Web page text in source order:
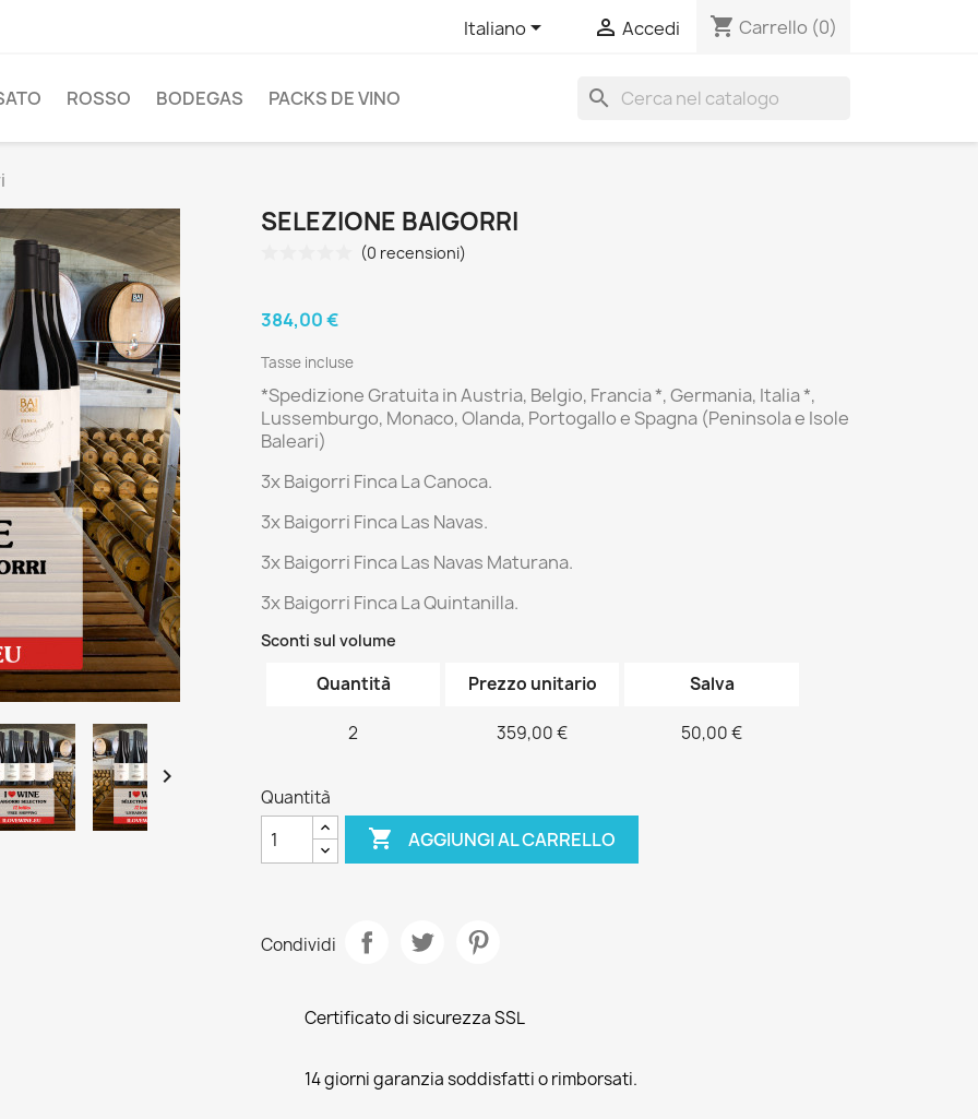
Italiano  Accedi shopping_cart Carrello (0)
ROSSO BODEGAS PACKS DE VINO search

SELEZIONE BAIGORRI
(0 recensioni)
384,00 €
Tasse incluse
*Spedizione Gratuitain Austria, Belgio, Francia *, Germania, Italia *,
Lussemburgo, Monaco, Olanda, Portogallo e Spagna (Peninsola e Isole
Baleari)
3x Baigorri Finca La Canoca.
3x Baigorri Finca Las Navas.
3x Baigorri Finca Las Navas Maturana.
3x Baigorri Finca La Quintanilla.
Sconti sul volume
Quantità Prezzo unitario Salva
2 359,00 € 50,00 €
Quantità
 AGGIUNGI AL CARRELLO
Condividi
Certificato di sicurezza SSL
14 giorni garanzia soddisfatti o rimborsati.